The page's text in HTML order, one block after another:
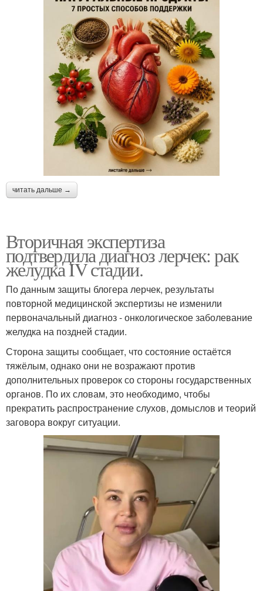
читать дальше →
Вторичная экспертиза
подтвердила диагноз лерчек: рак
желудка IV стадии.
По данным защиты блогера лерчек, результаты
повторной медицинской экспертизы не изменили
первоначальный диагноз - онкологическое заболевание
желудка на поздней стадии.
Сторона защиты сообщает, что состояние остаётся
тяжёлым, однако они не возражают против
дополнительных проверок со стороны государственных
органов. По их словам, это необходимо, чтобы
прекратить распространение слухов, домыслов и теорий
заговора вокруг ситуации.